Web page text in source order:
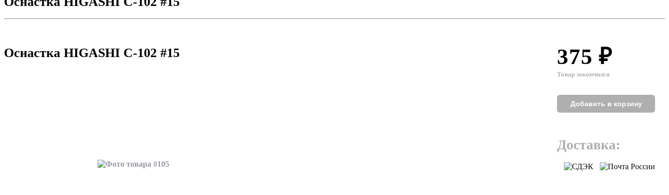
Оснастка HIGASHI C-102 #15 375 ₽
Товар закончился
Добавить в корзину
Доставка: